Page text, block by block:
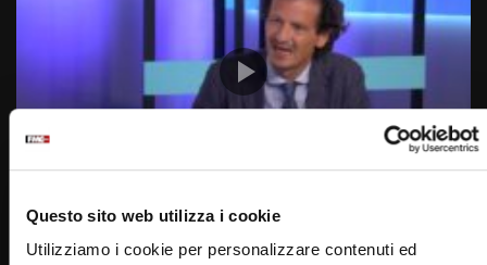
Questo sito web utilizza i cookie
Utilizziamo i cookie per personalizzare contenuti ed
Giornata Nazionale del Respiro e delle Malattie
Respiratorie (Just Today 24 Settembre 2024)